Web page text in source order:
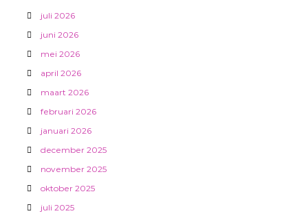
juli 2026
juni 2026
mei 2026
april 2026
maart 2026
februari 2026
januari 2026
december 2025
november 2025
oktober 2025
juli 2025